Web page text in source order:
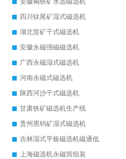
四川钛尾矿湿式磁选机
湖北贫矿干式磁选机
安徽永磁强磁磁选机
广西永磁湿式磁选机
河南永磁式磁选机
陕西河沙干式磁选机
甘肃铁矿磁选机生产线
贵州黑钨矿湿式磁选机
吉林湿式平板磁选机磁通低
上海磁选机永磁筒组装